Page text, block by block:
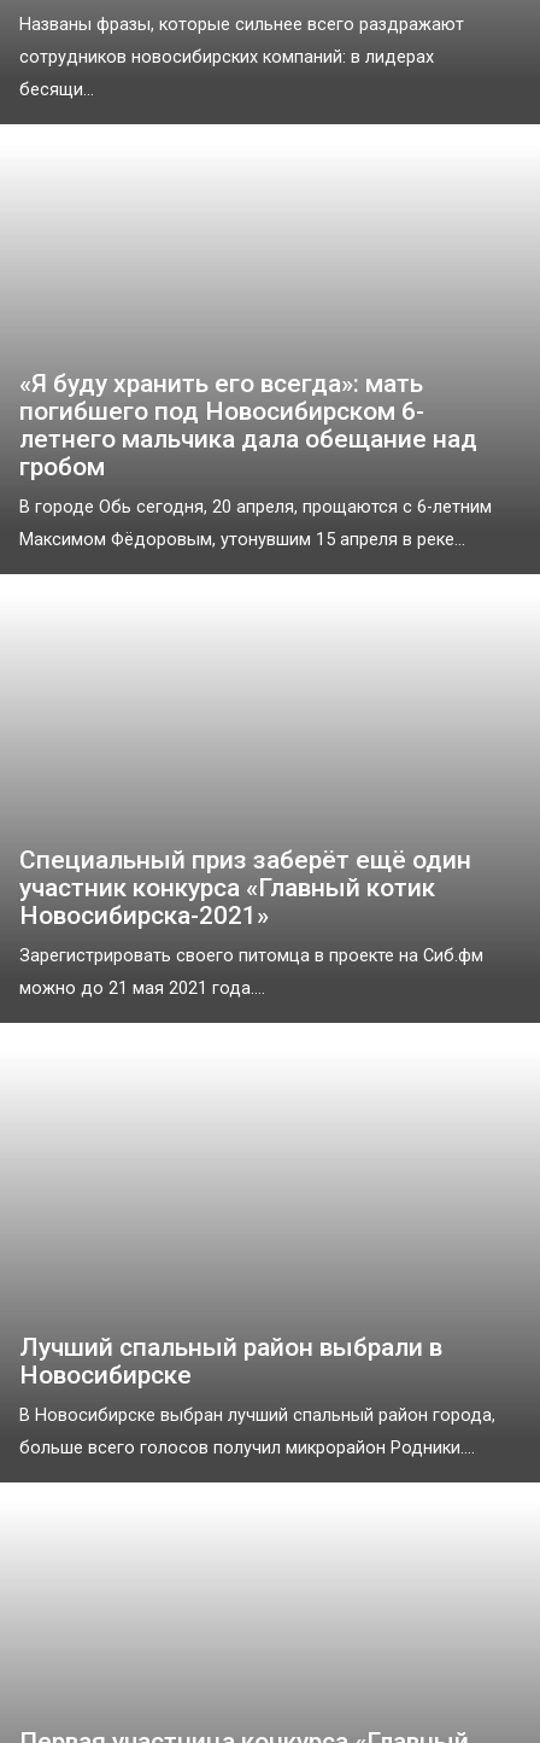
Названы фразы, которые сильнее всего раздражают
сотрудников новосибирских компаний: в лидерах
бесящи...
«Я буду хранить его всегда»: мать
погибшего под Новосибирском 6-
летнего мальчика дала обещание над
гробом
В городе Обь сегодня, 20 апреля, прощаются с 6-летним
Максимом Фёдоровым, утонувшим 15 апреля в реке...
Специальный приз заберёт ещё один
участник конкурса «Главный котик
Новосибирска-2021»
Зарегистрировать своего питомца в проекте на Сиб.фм
можно до 21 мая 2021 года....
Лучший спальный район выбрали в
Новосибирске
В Новосибирске выбран лучший спальный район города,
больше всего голосов получил микрорайон Родники....